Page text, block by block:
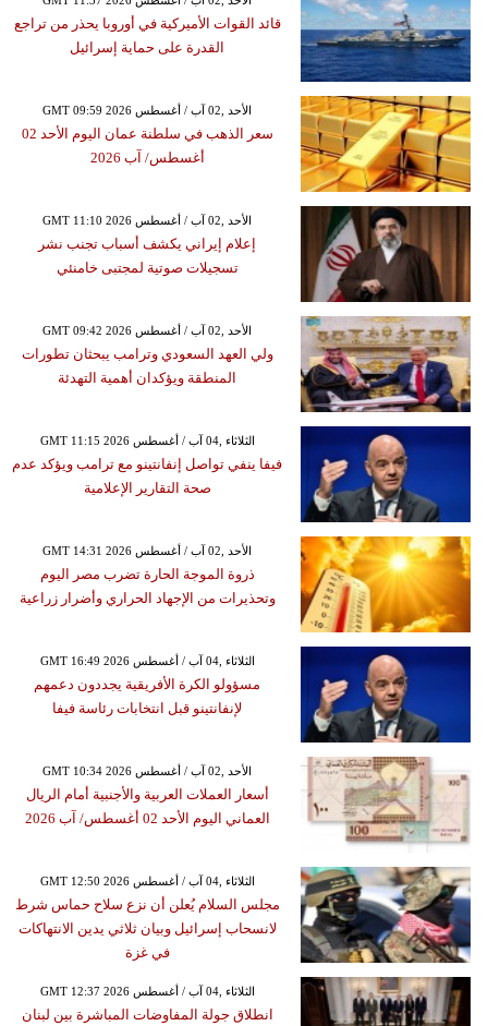
قائد القوات الأميركية في أوروبا يحذر من تراجع
القدرة على حماية إسرائيل
GMT 09:59 2026 الأحد ,02 آب / أغسطس
سعر الذهب في سلطنة عمان اليوم الأحد 02
أغسطس/ آب 2026
GMT 11:10 2026 الأحد ,02 آب / أغسطس
إعلام إيراني يكشف أسباب تجنب نشر
تسجيلات صوتية لمجتبى خامنئي
GMT 09:42 2026 الأحد ,02 آب / أغسطس
ولي العهد السعودي وترامب يبحثان تطورات
المنطقة ويؤكدان أهمية التهدئة
GMT 11:15 2026 الثلاثاء ,04 آب / أغسطس
فيفا ينفي تواصل إنفانتينو مع ترامب ويؤكد عدم
صحة التقارير الإعلامية
GMT 14:31 2026 الأحد ,02 آب / أغسطس
ذروة الموجة الحارة تضرب مصر اليوم
وتحذيرات من الإجهاد الحراري وأضرار زراعية
GMT 16:49 2026 الثلاثاء ,04 آب / أغسطس
مسؤولو الكرة الأفريقية يجددون دعمهم
لإنفانتينو قبل انتخابات رئاسة فيفا
GMT 10:34 2026 الأحد ,02 آب / أغسطس
أسعار العملات العربية والأجنبية أمام الريال
العماني اليوم الأحد 02 أغسطس/ آب 2026
GMT 12:50 2026 الثلاثاء ,04 آب / أغسطس
مجلس السلام يُعلن أن نزع سلاح حماس شرط
لانسحاب إسرائيل وبيان ثلاثي يدين الانتهاكات
في غزة
GMT 12:37 2026 الثلاثاء ,04 آب / أغسطس
انطلاق جولة المفاوضات المباشرة بين لبنان